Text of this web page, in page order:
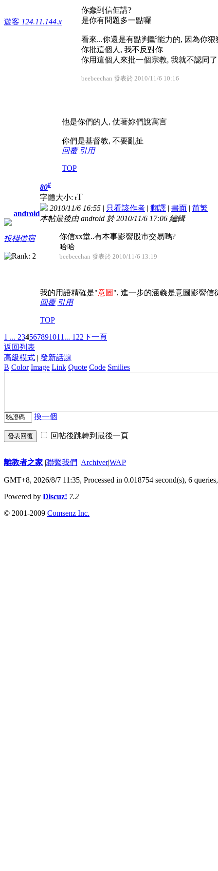
遊客 124.11.144.x
你蠢到信佢講?
是你有問題多一點囉
看來...你還是有點判斷能力的, 因為你狠
你批這個人, 我不反對你
你用這個人來批一個宗教, 我就不認同了
beebeechan 發表於 2010/11/6 10:16
他是你們的人, 仗著妳們說寓言
你們是基督教, 不要亂扯
回覆 引用
TOP
android
投棧借宿
80#
字體大小: tT
2010/11/6 16:55 | 只看該作者 | 翻譯 | 書面 | 简繁
本帖最後由 android 於 2010/11/6 17:06 編輯
你信xx堂..有本事影響股市交易嗎?
哈哈
beebeechan 發表於 2010/11/6 13:19
我的用語精確是"意圖 ", 進一步的涵義是意圖影響信
回覆 引用
TOP
1 ... 234567891011 ... 122下一頁
返回列表
高級模式 | 發新話題
B Color Image Link Quote Code Smilies
換一個
發表回覆 回帖後跳轉到最後一頁
離教者之家 |聯繫我們 |Archiver|WAP
GMT+8, 2026/8/7 11:35, Processed in 0.018754 second(s), 6
Powered by Discuz! 7.2
© 2001-2009 Comsenz Inc.